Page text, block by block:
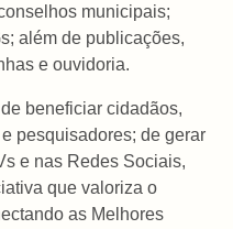
municipais;
além de publicações,
e ouvidoria.
beneficiar cidadãos,
pesquisadores; de gerar
e nas Redes Sociais,
que valoriza o
as Melhores